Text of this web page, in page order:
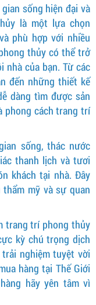
sống hiện đại và
là một lựa chọn
phù hợp với nhiều
thủy có thể trở
nhà của bạn. Từ các
đến những thiết kế
dàng tìm được sản
phong cách trang trí
sống, thác nước
thanh lịch và tươi
khách tại nhà. Đây
mỹ và sự quan
trang trí phong thủy
kỳ chú trọng dịch
nghiệm tuyệt vời
hàng tại Thế Giới
hãy yên tâm vì